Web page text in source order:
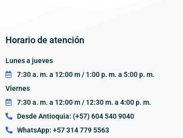
Horario de atención
Lunes a jueves
7:30 a. m. a 12:00 m / 1:00 p. m. a 5:00 p. m.
Viernes
7:30 a. m. a 12:00 m / 12:30 m. a 4:00 p. m.
Desde Antioquia: (+57) 604 540 9040
WhatsApp: +57 314 779 5563